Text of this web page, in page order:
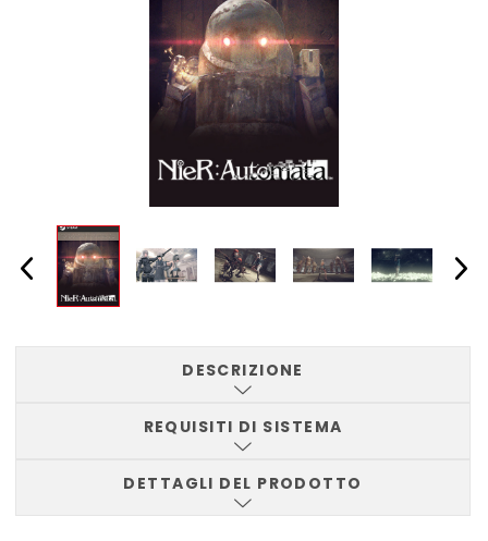
DESCRIZIONE
REQUISITI DI SISTEMA
DETTAGLI DEL PRODOTTO